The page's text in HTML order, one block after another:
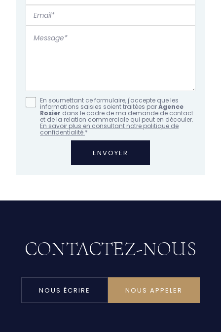
Email*
Message*
En soumettant ce formulaire, j'accepte que les
informations saisies soient traitées parAgence
Rosier dans le cadre de ma demande de contact
et de la relation commerciale qui peut en découler.
En savoir plus en consultant notre politique de
confidentialité.*
CONTACTEZ-NOUS
NOUS ÉCRIRE NOUS APPELER